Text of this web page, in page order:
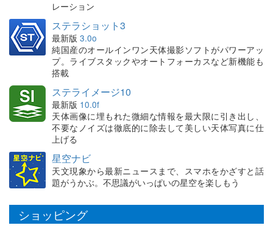
レーション
ステラショット3
最新版 3.0o
純国産のオールインワン天体撮影ソフトがパワーアッ
プ。ライブスタックやオートフォーカスなど新機能も
搭載
ステライメージ10
最新版 10.0f
天体画像に埋もれた微細な情報を最大限に引き出し、
不要なノイズは徹底的に除去して美しい天体写真に仕
上げる
星空ナビ
天文現象から最新ニュースまで、スマホをかざすと話
題がうかぶ。不思議がいっぱいの星空を楽しもう
ショッピング